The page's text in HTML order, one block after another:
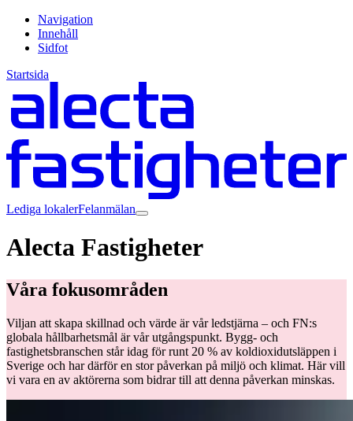
Navigation
Innehåll
Sidfot
Startsida
Lediga lokalerFelanmälan
Alecta Fastigheter
Våra fokusområden
Viljan att skapa skillnad och värde är vår ledstjärna – och FN:s
globala hållbarhetsmål är vår utgångspunkt. Bygg- och
fastighetsbranschen står idag för runt 20 % av koldioxidutsläppen i
Sverige och har därför en stor påverkan på miljö och klimat. Här vill
vi vara en av aktörerna som bidrar till att denna påverkan minskas.